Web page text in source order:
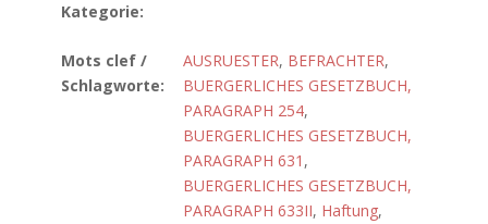
Kategorie:
Mots clef /
Schlagworte:
AUSRUESTER, BEFRACHTER,
BUERGERLICHES GESETZBUCH,
PARAGRAPH 254,
BUERGERLICHES GESETZBUCH,
PARAGRAPH 631 ,
BUERGERLICHES GESETZBUCH,
PARAGRAPH 633II, Haftung,